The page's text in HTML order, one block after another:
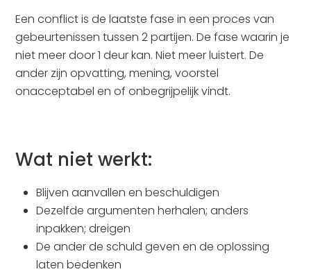
Een conflict is de laatste fase in een proces van
gebeurtenissen tussen 2 partijen. De fase waarin je
niet meer door 1 deur kan. Niet meer luistert. De
ander zijn opvatting, mening, voorstel
onacceptabel en of onbegrijpelijk vindt.
Wat niet werkt:
Blijven aanvallen en beschuldigen
Dezelfde argumenten herhalen; anders
inpakken; dreigen
De ander de schuld geven en de oplossing
laten bedenken